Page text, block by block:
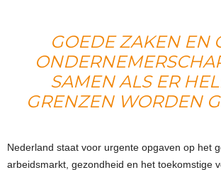
GOEDE ZAKEN EN
SAMEN ALS ER
GRENZEN WORDEN
Nederland staat voor urgente opgaven op het
arbeidsmarkt, gezondheid en het toekomstige